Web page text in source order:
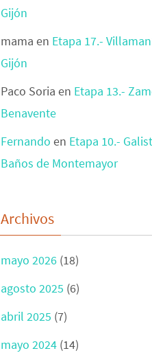
Gijón
mama en Etapa 17.-
Gijón
Paco Soria en Etapa 13.-
Benavente
Fernando en Etapa 10.-
Baños de Montemayor
Archivos
mayo 2026 (18)
agosto 2025 (6)
abril 2025 (7)
mayo 2024 (14)